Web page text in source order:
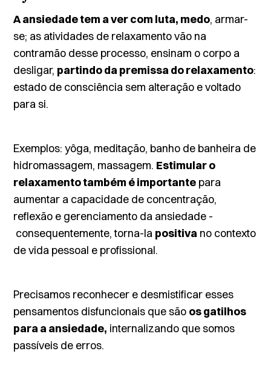
Aansiedadetem a ver com luta, medo, armar-
se; as atividades de relaxamento vão na
contramão desse processo, ensinam o corpo a
desligar, partindo da premissa do relaxamento:
estado de consciência sem alteração e voltado
para si.
Exemplos: yôga, meditação, banho de banheira de
hidromassagem, massagem. Estimular o
relaxamento também é importante para
aumentar a capacidade de concentração,
reflexão e gerenciamento da ansiedade -
consequentemente, torna-la positiva no contexto
de vida pessoal e profissional.
Precisamos reconhecer e desmistificar esses
pensamentos disfuncionais que são os gatilhos
para a ansiedade, internalizando que somos
passíveis de erros.